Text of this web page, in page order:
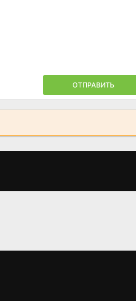
ОТПРАВИТЬ
Такие разные
Детские